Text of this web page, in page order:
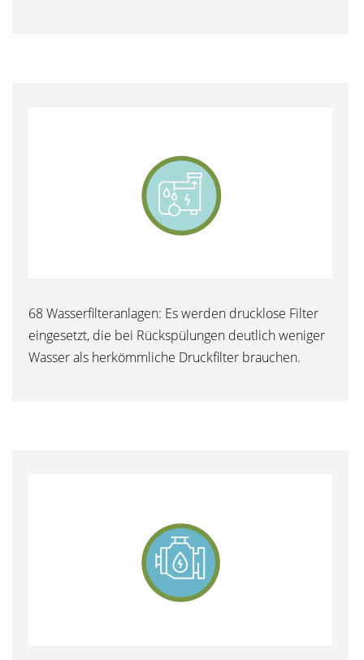
68 Wasserfilteranlagen: Es werden drucklose Filter
eingesetzt, die bei Rückspülungen deutlich weniger
Wasser als herkömmliche Druckfilter brauchen.